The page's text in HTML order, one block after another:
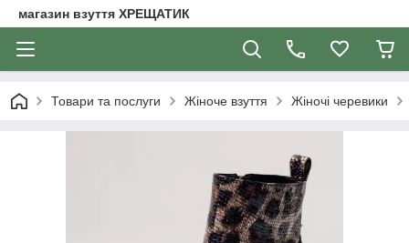
магазин взуття ХРЕЩАТИК
Товари та послуги Жіноче взуття Жіночі черевики